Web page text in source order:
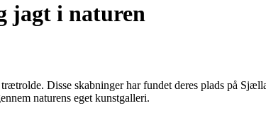
jagt i naturen
Disse skabninger har fundet deres plads på
naturens eget kunstgalleri.